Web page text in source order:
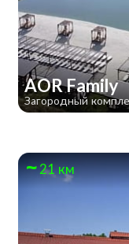
AOR Family
Загородный
21 км